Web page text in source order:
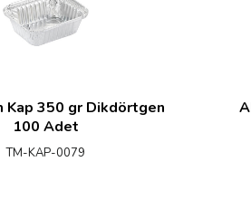
Kap 350 gr Dikdörtgen
100 Adet
TM-KAP-0079